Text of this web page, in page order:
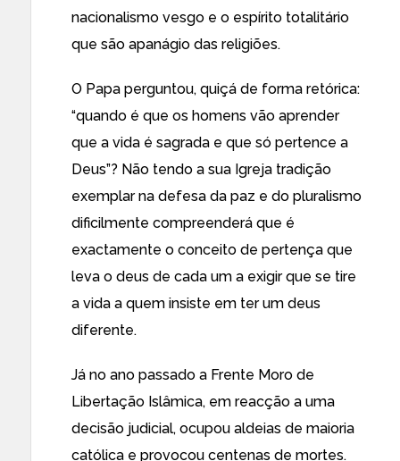
nacionalismo vesgo e o espírito totalitário
que são apanágio das religiões.
O Papa perguntou, quiçá de forma retórica:
“quando é que os homens vão aprender
que a vida é sagrada e que só pertence a
Deus”? Não tendo a sua Igreja tradição
exemplar na defesa da paz e do pluralismo
dificilmente compreenderá que é
exactamente o conceito de pertença que
leva o deus de cada um a exigir que se tire
a vida a quem insiste em ter um deus
diferente.
Já no ano passado a Frente Moro de
Libertação Islâmica, em reacção a uma
decisão judicial, ocupou aldeias de maioria
católica e provocou centenas de mortes.